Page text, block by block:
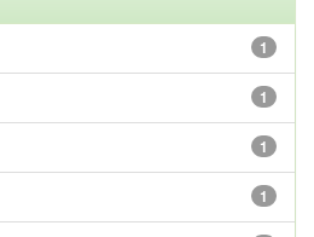
1
1
1
1